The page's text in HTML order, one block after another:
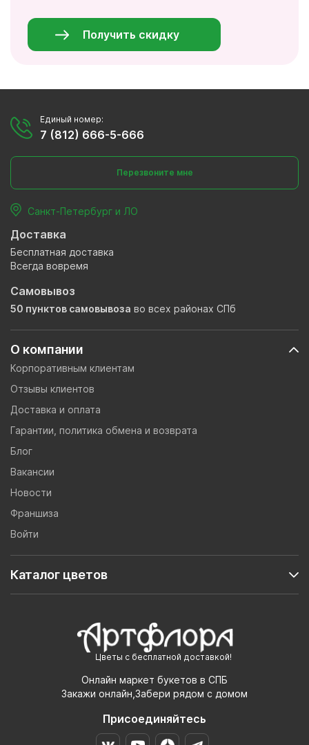
Получить скидку
Цветы с бесплатной доставкой!
Онлайн маркет букетов в СПБ
Закажи онлайн,Забери рядом с домом
Присоединяйтесь
О компании
Корпоративным клиентам
Отзывы клиентов
Доставка и оплата
Гарантии, политика обмена и возврата
Блог
Вакансии
Новости
Франшиза
Войти
Каталог цветов
Единый номер:
7 (812) 666-5-666
Перезвоните мне
Санкт-Петербург и ЛО
Доставка
Бесплатная доставка
Всегда вовремя
Самовывоз
50 пунктов самовывоза во всех районах СПб